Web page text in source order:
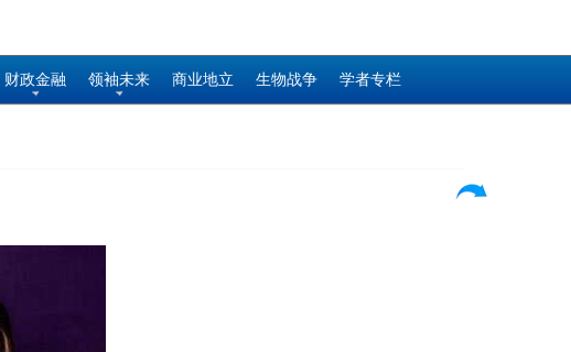
财政金融 领袖未来 商业地立 生物战争 学者专栏